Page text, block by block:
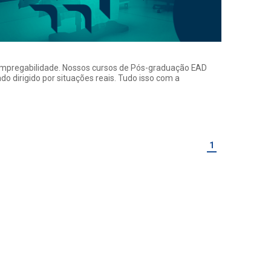
Nossos cursos de Pós-graduação EAD
dirigido por situações reais. Tudo isso com a
1